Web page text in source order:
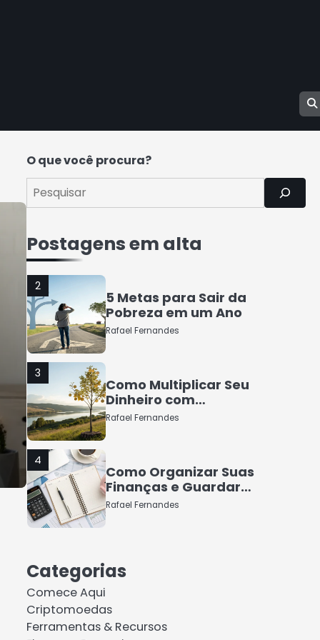
O que você procura?
Postagens em alta
Rafael Fernandes
1
7 Coisas que a Classe
Próximos Anos
Rafael Fernandes
2
5 Metas para Sair da
Pobreza em um Ano
Rafael Fernandes
3
Como Multiplicar Seu
Dinheiro com
Segurança
Rafael Fernandes
4
Como Organizar Suas
Finanças e Guardar
Dinheiro: Dicas Práticas
Rafael Fernandes
POUCO DINHEIRO 2025
1
Categorias
Comece Aqui
Criptomoedas
Ferramentas & Recursos